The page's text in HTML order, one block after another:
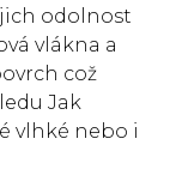
odolnost
vlákna a
což
Jak
vlhké nebo i